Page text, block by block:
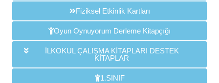
Fiziksel Etkinlik Kartları
Oyun Oynuyorum Derleme Kitapçığı
İLKOKUL ÇALIŞMA KİTAPLARI DESTEK
KİTAPLAR
1.SINIF